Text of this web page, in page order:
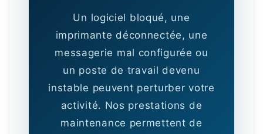
Un logiciel bloqué, une
imprimante déconnectée, une
messagerie mal configurée ou
un poste de travail devenu
instable peuvent perturber votre
activité. Nos prestations de
maintenance permettent de